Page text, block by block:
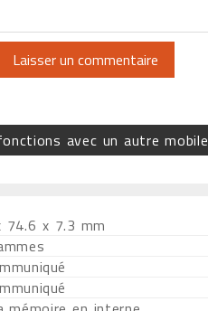
avec un autre mobile
74.6 x 7.3 mm